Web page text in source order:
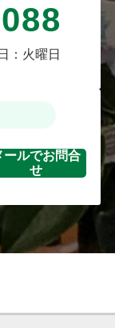
：火曜日
ールでお問合
せ